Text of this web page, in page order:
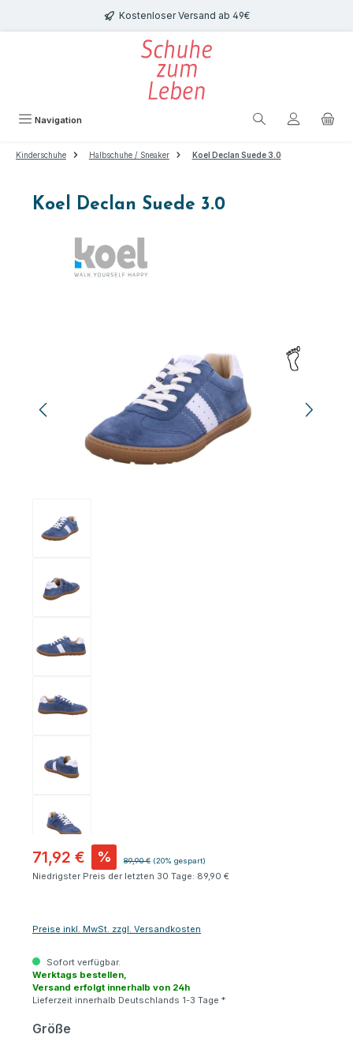
Zum Hauptinhalt springen Kostenloser Versand ab 49€
Navigation
Kinderschuhe Halbschuhe / Sneaker Koel Declan Suede 3.0
Koel Declan Suede 3.0
71,92 € % Regulärer Preis:
89,90 € (20% gespart)
Niedrigster Preis der letzten 30 Tage: 89,90 €
Preise inkl. MwSt. zzgl. Versandkosten
Sofort verfügbar.
Werktags bestellen,
Versand erfolgt innerhalb von 24h
Lieferzeit innerhalb Deutschlands 1-3 Tage *
Größe